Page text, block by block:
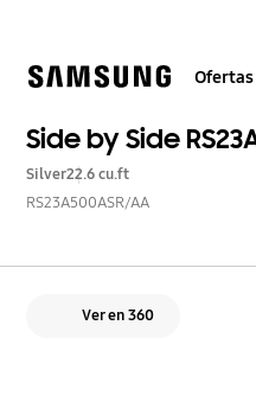
Ofertas
Side by Side
Silver22.6 cu.ft
RS23A500ASR/AA
Ver en 360